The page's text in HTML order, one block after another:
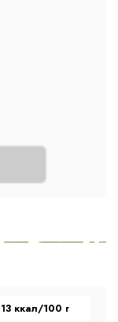
13 ккал/100 г